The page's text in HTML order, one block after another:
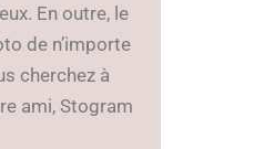
En outre, le
de n’importe
cherchez à
ami, Stogram